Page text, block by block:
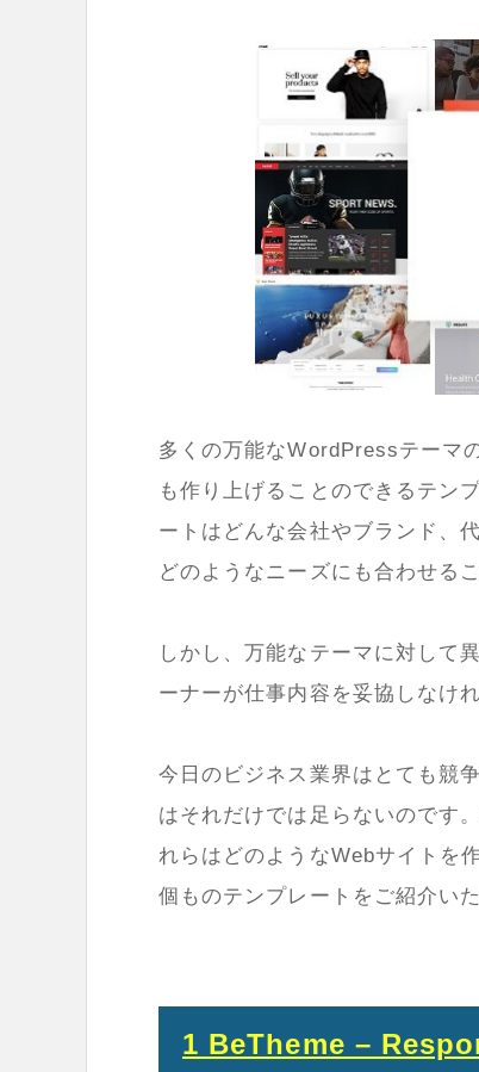
多くの万能なWordPressテーマ
も作り上げることのできるテン
ートはどんな会社やブランド、
どのようなニーズにも合わせる
しかし、万能なテーマに対して
ーナーが仕事内容を妥協しなけ
今日のビジネス業界はとても競
はそれだけでは足らないのです
れらはどのようなWebサイトを
個ものテンプレートをご紹介いた
1 BeTheme –